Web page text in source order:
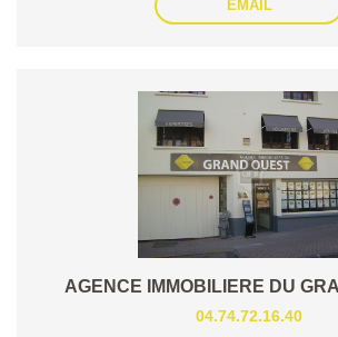
EMAIL
AGENCE IMMOBILIERE DU
04.74.72.16.40